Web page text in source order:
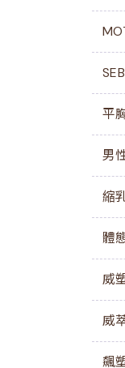
平
男
縮
體
威
威
飆